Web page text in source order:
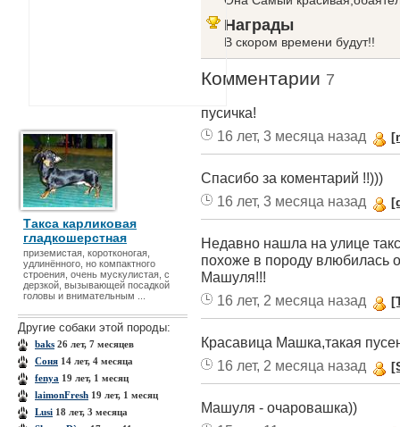
Такса карликовая
гладкошерстная
приземистая, коротконогая,
удлинённого, но компактного
строения, очень мускулистая, с
дерзкой, вызывающей посадкой
головы и внимательным ...
Другие собаки этой породы:
baks 26 лет, 7 месяцев
Cоня 14 лет, 4 месяца
fenya 19 лет, 1 месяц
laimonFresh 19 лет, 1 месяц
Lusi 18 лет, 3 месяца
Награды
В скором времени будут!!
Комментарии 7
пусичка!
16 лет, 3 месяца назад
Спасибо за коментарий !!)))
16 лет, 3 месяца назад
Недавно нашла на улице
похоже в породу влюбилась
Машуля!!!
16 лет, 2 месяца назад
Красавица Машка,такая
16 лет, 2 месяца назад
Машуля - очаровашка))